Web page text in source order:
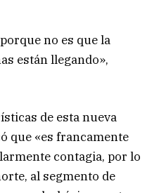
no es que la
están llegando»,
de esta nueva
que «es francamente
contagia, por lo
al segmento de